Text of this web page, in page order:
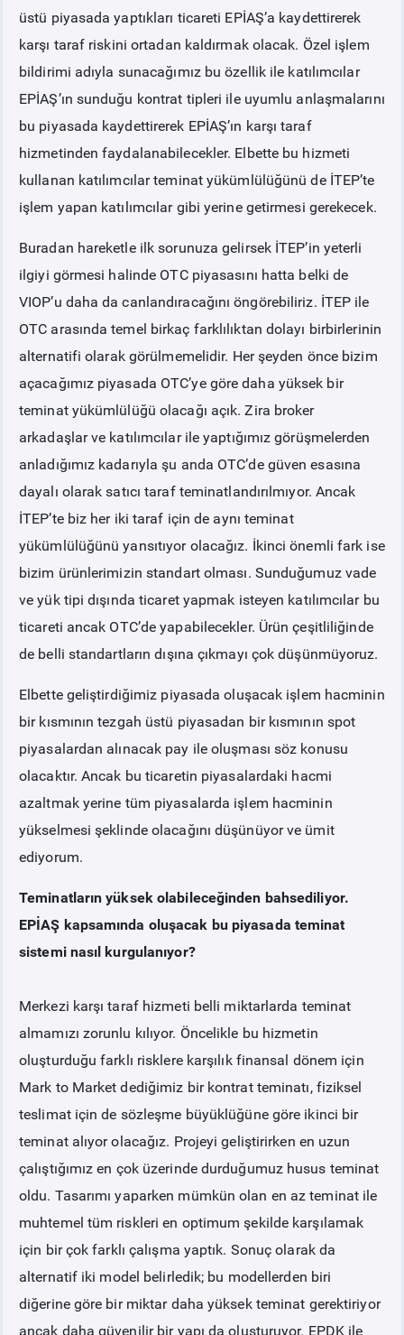
üstü piyasada yaptıkları ticareti EPİAŞ’a kaydettirerek
karşı taraf riskini ortadan kaldırmak olacak. Özel işlem
bildirimi adıyla sunacağımız bu özellik ile katılımcılar
EPİAŞ’ın sunduğu kontrat tipleri ile uyumlu anlaşmalarını
bu piyasada kaydettirerek EPİAŞ’ın karşı taraf
hizmetinden faydalanabilecekler. Elbette bu hizmeti
kullanan katılımcılar teminat yükümlülüğünü de İTEP’te
işlem yapan katılımcılar gibi yerine getirmesi gerekecek.
Buradan hareketle ilk sorunuza gelirsek İTEP’in yeterli
ilgiyi görmesi halinde OTC piyasasını hatta belki de
VIOP’u daha da canlandıracağını öngörebiliriz. İTEP ile
OTC arasında temel birkaç farklılıktan dolayı birbirlerinin
alternatifi olarak görülmemelidir. Her şeyden önce bizim
açacağımız piyasada OTC’ye göre daha yüksek bir
teminat yükümlülüğü olacağı açık. Zira broker
arkadaşlar ve katılımcılar ile yaptığımız görüşmelerden
anladığımız kadarıyla şu anda OTC’de güven esasına
dayalı olarak satıcı taraf teminatlandırılmıyor. Ancak
İTEP’te biz her iki taraf için de aynı teminat
yükümlülüğünü yansıtıyor olacağız. İkinci önemli fark ise
bizim ürünlerimizin standart olması. Sunduğumuz vade
ve yük tipi dışında ticaret yapmak isteyen katılımcılar bu
ticareti ancak OTC’de yapabilecekler. Ürün çeşitliliğinde
de belli standartların dışına çıkmayı çok düşünmüyoruz.
Elbette geliştirdiğimiz piyasada oluşacak işlem hacminin
bir kısmının tezgah üstü piyasadan bir kısmının spot
piyasalardan alınacak pay ile oluşması söz konusu
olacaktır. Ancak bu ticaretin piyasalardaki hacmi
azaltmak yerine tüm piyasalarda işlem hacminin
yükselmesi şeklinde olacağını düşünüyor ve ümit
ediyorum.
Teminatların yüksek olabileceğinden bahsediliyor.
EPİAŞ kapsamında oluşacak bu piyasada teminat
sistemi nasıl kurgulanıyor?
Merkezi karşı taraf hizmeti belli miktarlarda teminat
almamızı zorunlu kılıyor. Öncelikle bu hizmetin
oluşturduğu farklı risklere karşılık finansal dönem için
Mark to Market dediğimiz bir kontrat teminatı, fiziksel
teslimat için de sözleşme büyüklüğüne göre ikinci bir
teminat alıyor olacağız. Projeyi geliştirirken en uzun
çalıştığımız en çok üzerinde durduğumuz husus teminat
oldu. Tasarımı yaparken mümkün olan en az teminat ile
muhtemel tüm riskleri en optimum şekilde karşılamak
için bir çok farklı çalışma yaptık. Sonuç olarak da
alternatif iki model belirledik; bu modellerden biri
diğerine göre bir miktar daha yüksek teminat gerektiriyor
ancak daha güvenilir bir yapı da oluşturuyor. EPDK ile